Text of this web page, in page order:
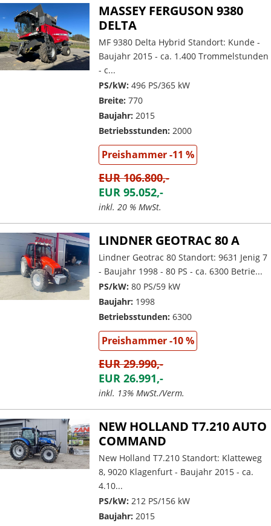
MASSEY FERGUSON 9380
DELTA
MF 9380 Delta Hybrid Standort: Kunde -
Baujahr 2015 - ca. 1.400 Trommelstunden
- c...
PS/kW: 496 PS/365 kW
Breite: 770
Baujahr: 2015
Betriebsstunden: 2000
Preishammer -11 %
EUR 106.800,-
EUR 95.052,-
inkl. 20 % MwSt.
LINDNER GEOTRAC 80 A
Lindner Geotrac 80 Standort: 9631 Jenig 7
- Baujahr 1998 - 80 PS - ca. 6300 Betrie...
PS/kW: 80 PS/59 kW
Baujahr: 1998
Betriebsstunden: 6300
Preishammer -10 %
EUR 29.990,-
EUR 26.991,-
inkl. 13% MwSt./Verm.
NEW HOLLAND T7.210 AUTO
COMMAND
New Holland T7.210 Standort: Klatteweg
8, 9020 Klagenfurt - Baujahr 2015 - ca.
4.10...
PS/kW: 212 PS/156 kW
Baujahr: 2015